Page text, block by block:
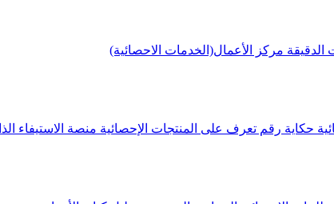
الدقيقة مركز الأعمال(الخدمات الاحصائية)
حكاية رقم تعرف على المنتجات الإحصائية منصة الاستيفاء